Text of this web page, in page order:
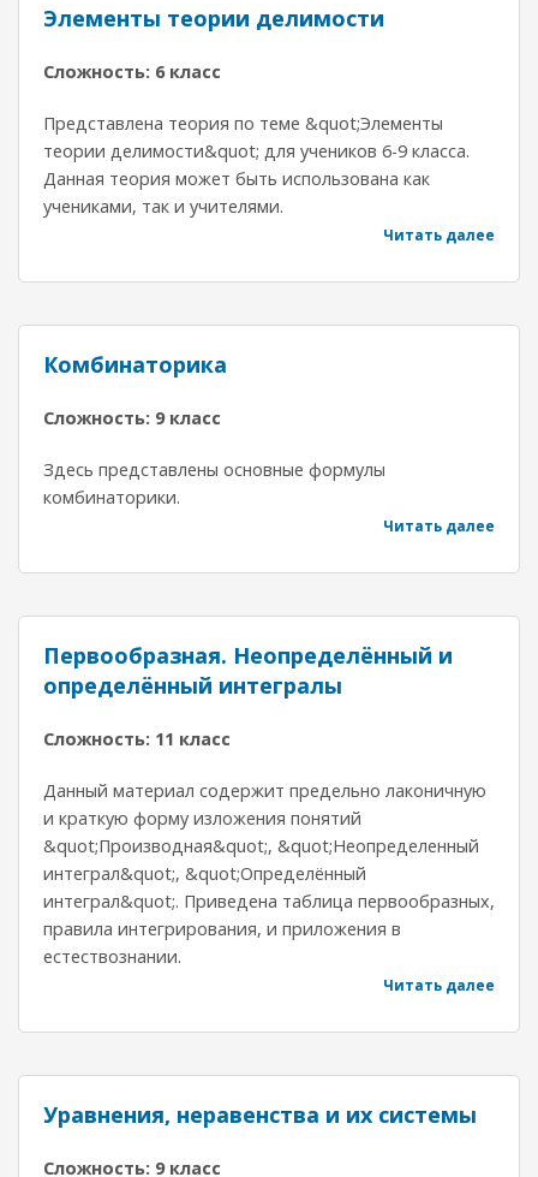
Элементы теории делимости
Сложность: 6 класс
Представлена теория по теме &quot;Элементы
теории делимости&quot; для учеников 6-9 класса.
Данная теория может быть использована как
учениками, так и учителями.
Читать далее
Комбинаторика
Сложность: 9 класс
Здесь представлены основные формулы
комбинаторики.
Читать далее
Первообразная. Неопределённый и
определённый интегралы
Сложность: 11 класс
Данный материал содержит предельно лаконичную
и краткую форму изложения понятий
&quot;Производная&quot;, &quot;Неопределенный
интеграл&quot;, &quot;Определённый
интеграл&quot;. Приведена таблица первообразных,
правила интегрирования, и приложения в
естествознании.
Читать далее
Уравнения, неравенства и их системы
Сложность: 9 класс